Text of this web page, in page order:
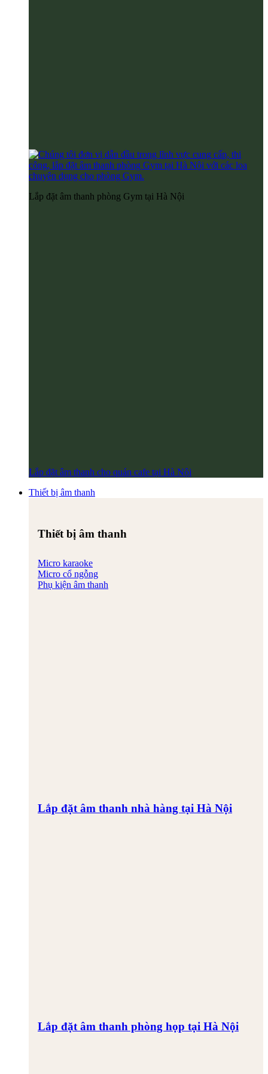
Lắp đặt âm thanh phòng Gym tại Hà Nội
Lắp đặt âm thanh cho quán cafe tại Hà Nội
Thiết bị âm thanh
Thiết bị âm thanh
Micro karaoke
Micro cổ ngỗng
Phụ kiện âm thanh
Lắp đặt âm thanh nhà hàng tại Hà Nội
Lắp đặt âm thanh phòng họp tại Hà Nội